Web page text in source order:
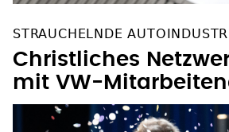
STRAUCHELNDE
Christliches
mit VW-